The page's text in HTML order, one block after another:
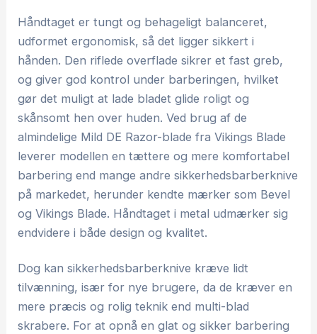
Håndtaget er tungt og behageligt balanceret,
udformet ergonomisk, så det ligger sikkert i
hånden. Den riflede overflade sikrer et fast greb,
og giver god kontrol under barberingen, hvilket
gør det muligt at lade bladet glide roligt og
skånsomt hen over huden. Ved brug af de
almindelige Mild DE Razor-blade fra Vikings Blade
leverer modellen en tættere og mere komfortabel
barbering end mange andre sikkerhedsbarberknive
på markedet, herunder kendte mærker som Bevel
og Vikings Blade. Håndtaget i metal udmærker sig
endvidere i både design og kvalitet.
Dog kan sikkerhedsbarberknive kræve lidt
tilvænning, især for nye brugere, da de kræver en
mere præcis og rolig teknik end multi-blad
skrabere. For at opnå en glat og sikker barbering